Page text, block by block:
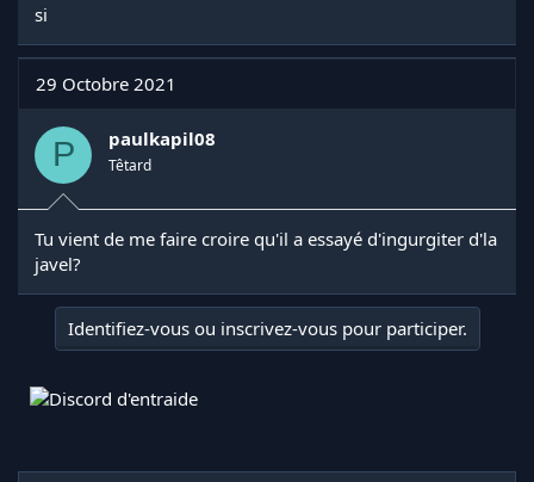
si
29 Octobre 2021
P paulkapil08
Têtard
Tu vient de me faire croire qu'il a essayé d'ingurgiter d'la
javel?
Identifiez-vous ou inscrivez-vous pour participer.